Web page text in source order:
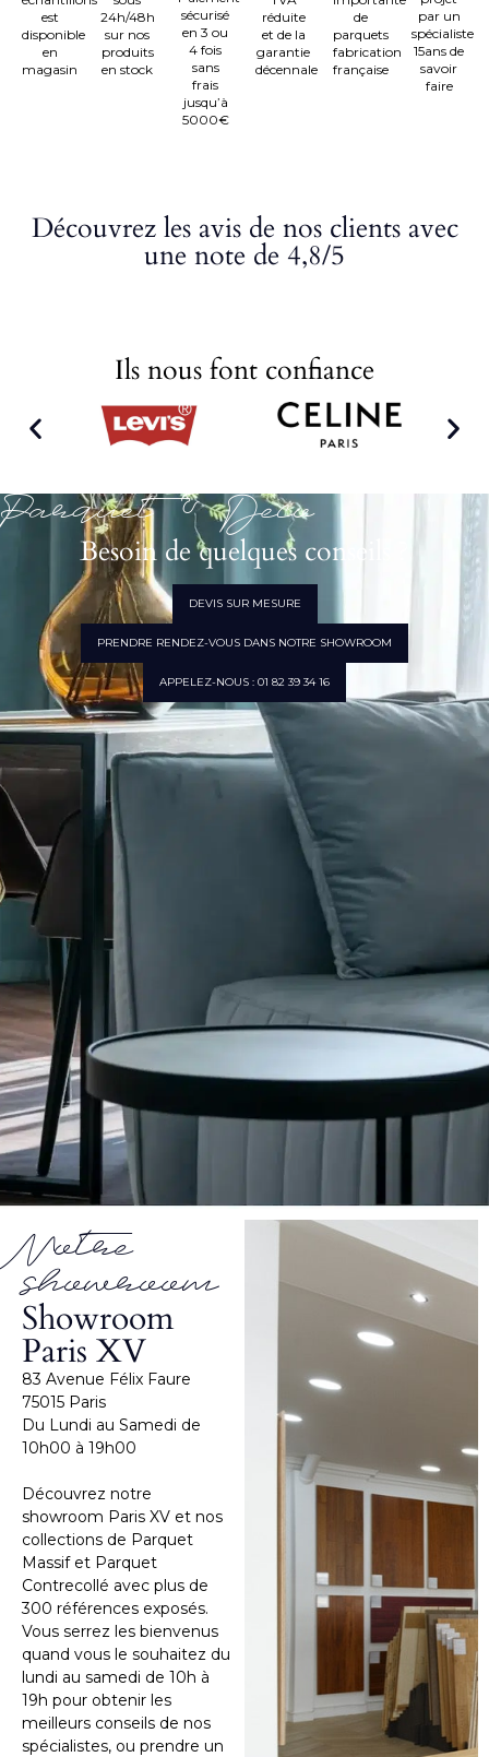
est
disponible
en
magasin
24h/48h
sur nos
produits
en stock
sécurisé
en 3 ou
4 fois
sans
frais
jusqu’à
5000€
réduite
et de la
garantie
décennale
de
parquets
fabrication
française
par un
spécialiste
15ans de
savoir
faire
Découvrez les avis de nos clients avec
une note de 4,8/5
Ils nous font confiance
Parquet & Déco
Besoin de quelques conseils ?
DEVIS SUR MESURE
PRENDRE RENDEZ-VOUS DANS NOTRE SHOWROOM
APPELEZ-NOUS : 01 82 39 34 16
Notre
showroom
Showroom
Paris XV
83 Avenue Félix Faure
75015 Paris
Du Lundi au Samedi de
10h00 à 19h00
Découvrez notre
showroom Paris XV et nos
collections de Parquet
Massif et Parquet
Contrecollé avec plus de
300 références exposés.
Vous serrez les bienvenus
quand vous le souhaitez du
lundi au samedi de 10h à
19h pour obtenir les
meilleurs conseils de nos
spécialistes, ou prendre un